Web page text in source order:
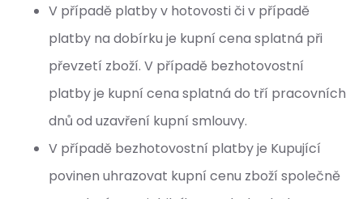
V případě platby v hotovosti či v případě
platby na dobírku je kupní cena splatná při
převzetí zboží. V případě bezhotovostní
platby je kupní cena splatná do tří pracovních
dnů od uzavření kupní smlouvy.
V případě bezhotovostní platby je Kupující
povinen uhrazovat kupní cenu zboží společně